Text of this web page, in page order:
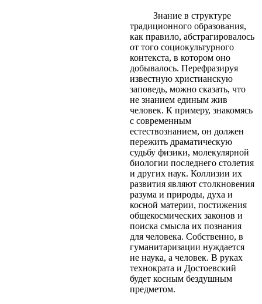
Знание в структуре
традиционного образования,
как правило, абстрагировалось
от того социокультурного
контекста, в котором оно
добывалось. Перефразируя
известную христианскую
заповедь, можно сказать, что
не знанием единым жив
человек. К примеру, знакомясь
с современным
естествознанием, он должен
пережить драматическую
судьбу физики, молекулярной
биологии последнего столетия
и других наук. Коллизии их
развития являют столкновения
разума и природы, духа и
косной материи, постижения
общекосмических законов и
поиска смысла их познания
для человека. Собственно, в
гуманитаризации нуждается
не наука, а человек. В руках
технократа и Достоевский
будет косным бездушным
предметом.